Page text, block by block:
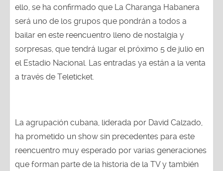
ello, se ha confirmado que La Charanga Habanera
será uno de los grupos que pondrán a todos a
bailar en este reencuentro lleno de nostalgia y
sorpresas, que tendrá lugar el próximo 5 de julio en
el Estadio Nacional. Las entradas ya están a la venta
a través de Teleticket.
La agrupación cubana, liderada por David Calzado,
ha prometido un show sin precedentes para este
reencuentro muy esperado por varias generaciones
que forman parte de la historia de la TV y también